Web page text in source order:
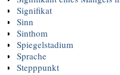
Signifikat
Sinn
Sinthom
Spiegelstadium
Sprache
Stepppunkt